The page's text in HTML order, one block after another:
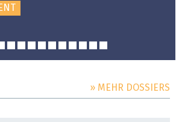
» MEHR DOSSIERS